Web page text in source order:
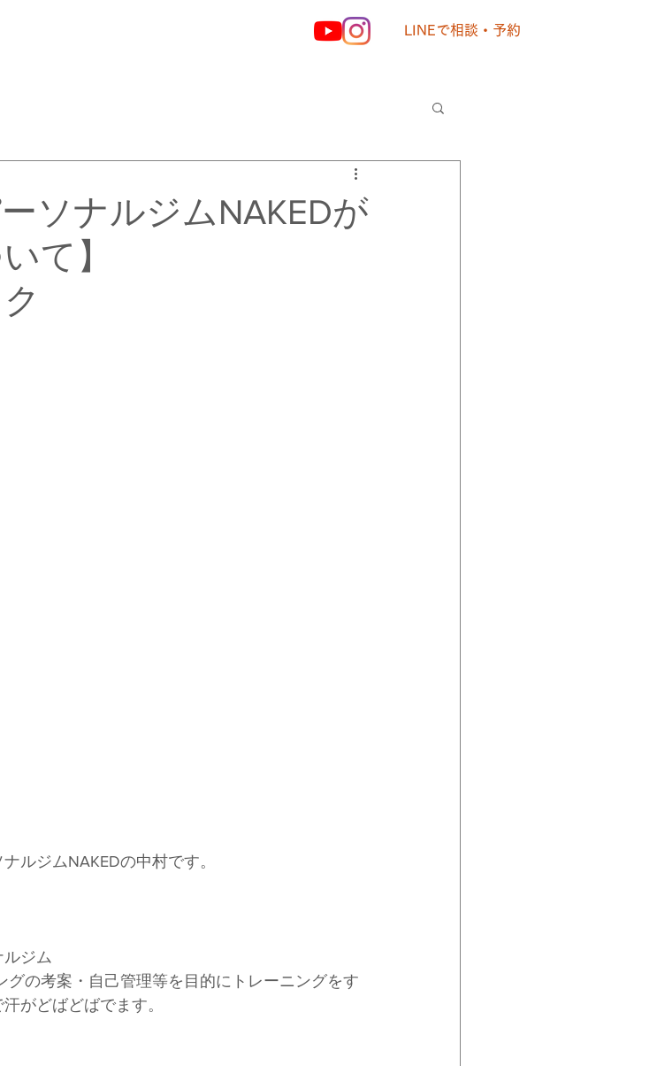
LINEで相談・予約
ソナルジムNAKEDが
て】
ルジムNAKEDの中村です。
ジム
グの考案・自己管理等を目的にトレーニングをす
がどばどばでます。